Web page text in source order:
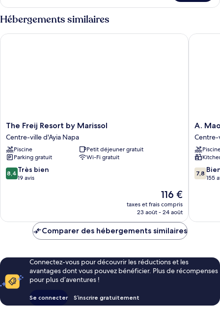
le
type
de
chambre
Chambre
Hébergements similaires
The
Freij
Resort
by
Marissol
Centre-
ville
The Freij Resort by Marissol
Centre-ville d'Ayia Napa
Piscine
Petit déjeuner gratuit
Parking gratuit
Wi-Fi gratuit
8.4
sur
8,4 Très bien
19 avis
Le
nouveau
prix
de
116 €
taxes et frais compris
23 août - 24 août
The Freij Resort by Marissol
A.
Maos
Hotel
Centre-
ville
d'Ayia
A.
Centre-
7.8
sur
7,8
155
A.
Comparer des hébergements similaires
Connectez-vous pour découvrir les réductions et les
avantages dont vous pouvez bénéficier. Plus de récompenses
pour plus d’aventures !
Se connecter S’inscrire gratuitement